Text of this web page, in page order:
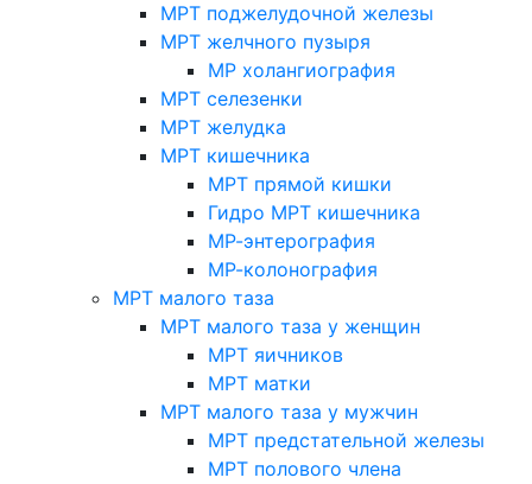
МРТ поджелудочной железы
МРТ желчного пузыря
МР холангиография
МРТ селезенки
МРТ желудка
МРТ кишечника
МРТ прямой кишки
Гидро МРТ кишечника
МР-энтерография
МР-колонография
МРТ малого таза
МРТ малого таза у женщин
МРТ яичников
МРТ матки
МРТ малого таза у мужчин
МРТ предстательной железы
МРТ полового члена